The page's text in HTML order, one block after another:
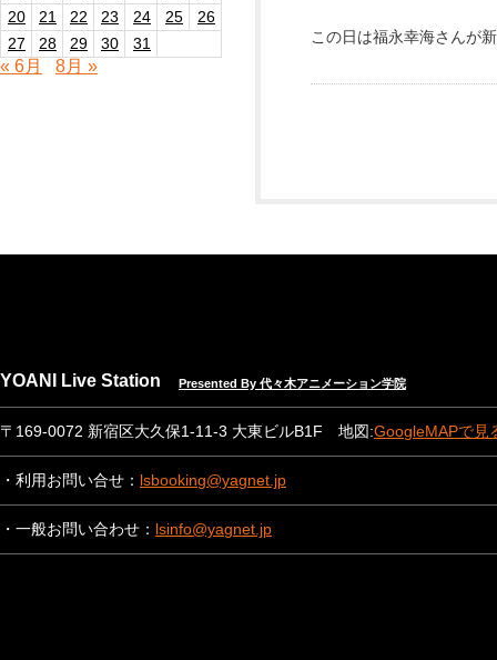
20
21 22 23 24 25
26
27
28 29 30 31
« 6月 8月 »
この日は福永幸海さんが
YOANI Live Station Presented By 代々木アニメーション学院
〒169-0072 新宿区大久保1-11-3 大東ビルB1F 地図:GoogleMAPで見
・利用お問い合せ： lsbooking@yagnet.jp
・一般お問い合わせ： lsinfo@yagnet.jp